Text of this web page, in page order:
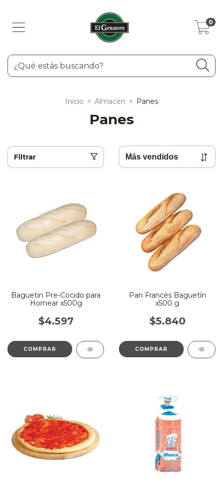
0
Inicio > Almacén > Panes
Panes
Filtrar
Baguetin Pre-Cocido para
Hornear x500g
$4.597
Pan Francés Baguetín
x500 g
$5.840